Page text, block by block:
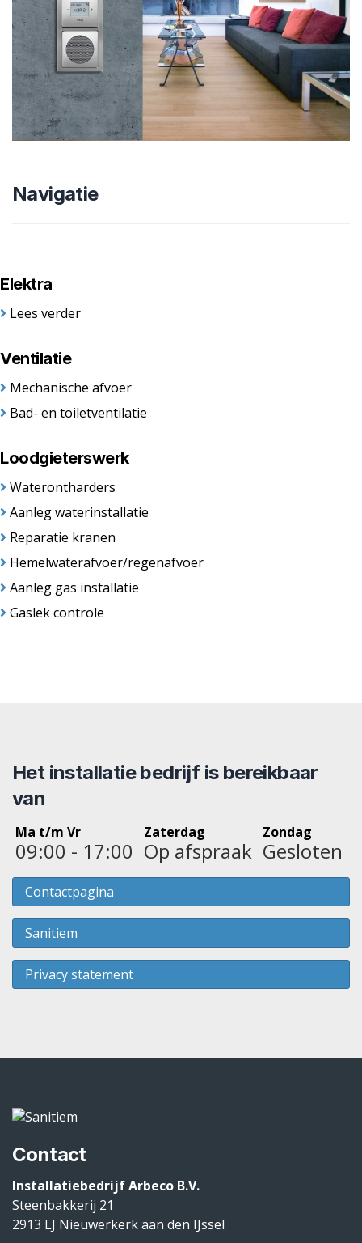
Navigatie
Elektra
Lees verder
Ventilatie
Mechanische afvoer
Bad- en toiletventilatie
Loodgieterswerk
Waterontharders
Aanleg waterinstallatie
Reparatie kranen
Hemelwaterafvoer/regenafvoer
Aanleg gas installatie
Gaslek controle
Het installatie bedrijf is bereikbaar
van
Ma t/m Vr
09:00 - 17:00
Zaterdag
Op afspraak
Zondag
Gesloten
Contactpagina
Sanitiem
Privacy statement
Contact
Installatiebedrijf Arbeco B.V.
Steenbakkerij 21
2913 LJ Nieuwerkerk aan den IJssel